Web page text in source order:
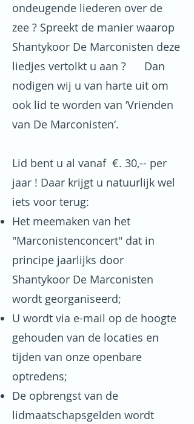
ondeugende liederen over de
zee ? Spreekt de manier waarop
Shantykoor De Marconisten deze
liedjes vertolkt u aan ? Dan
nodigen wij u van harte uit om
ook lid te worden van ‘Vrienden
van De Marconisten‘.
Lid bent u al vanaf €. 30,-- per
jaar ! Daar krijgt u natuurlijk wel
iets voor terug:
Het meemaken van het
"Marconistenconcert" dat in
principe jaarlijks door
Shantykoor De Marconisten
wordt georganiseerd;
U wordt via e-mail op de hoogte
gehouden van de locaties en
tijden van onze openbare
optredens;
De opbrengst van de
lidmaatschapsgelden wordt